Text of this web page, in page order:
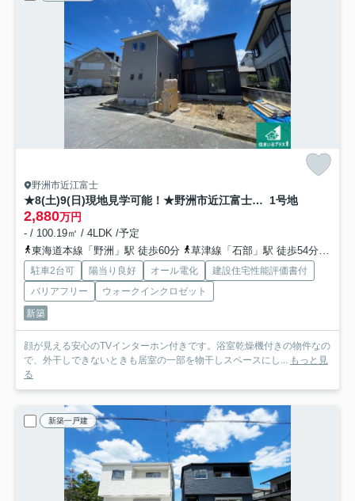
野洲市近江富士
★8(土)9(日)現地見学可能！★野洲市近江富士 全2邸 1号地
2,880万円
- / 100.19㎡ / 4LDK /予定
東海道本線「野洲」駅 徒歩60分
草津線「石部」駅 徒歩54分
駐車2台可 陽当り良好 オール電化
建設住宅性能評価書付
バリアフリー
ウォークインクロゼット
新築
顔が見える安心のTVインターホン付きです。浴室乾燥機付きの物件なの
で、外干しできないときも居室の一部を物干しスペースにし...
もっと見
る
新築一戸建